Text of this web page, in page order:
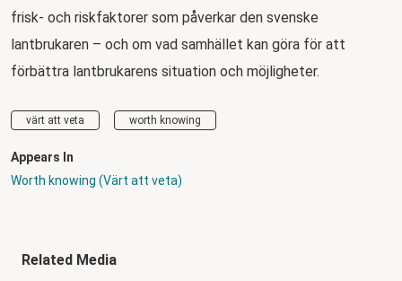
frisk- och riskfaktorer som påverkar den svenske
lantbrukaren – och om vad samhället kan göra för att
förbättra lantbrukarens situation och möjligheter.
värt att veta worth knowing
Appears In
Worth knowing (Värt att veta)
Related Media